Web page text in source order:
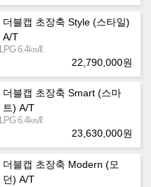
더블캡 초장축 Style (스타일)
A/T
LPG 6.4㎞/ℓ
22,790,000원
더블캡 초장축 Smart (스마
트) A/T
LPG 6.4㎞/ℓ
23,630,000원
더블캡 초장축 Modern (모
던) A/T